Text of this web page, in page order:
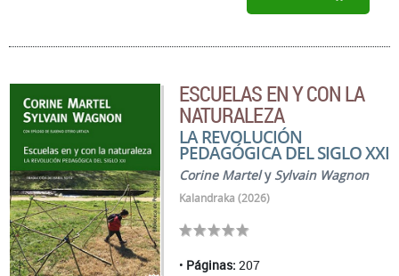
ESCUELAS EN Y CON LA
NATURALEZA
LA REVOLUCIÓN
PEDAGÓGICA DEL SIGLO XXI
Corine Martely Sylvain Wagnon
Kalandraka (2026)
Páginas: 207